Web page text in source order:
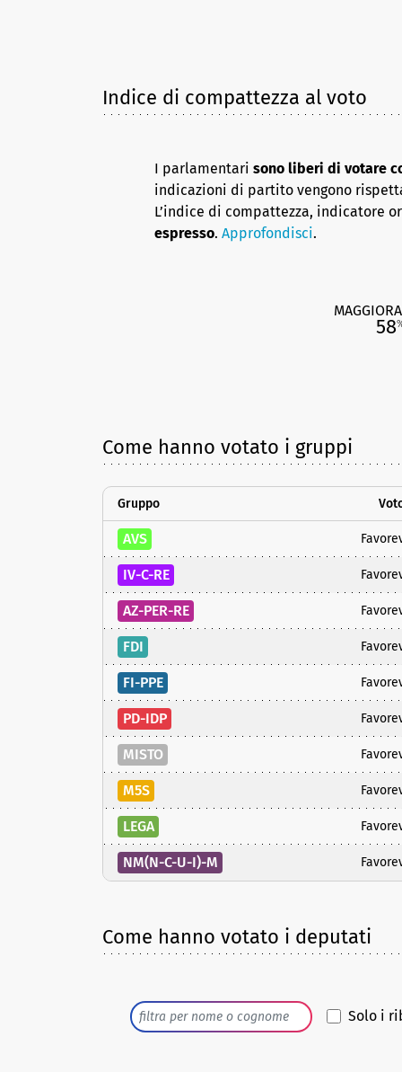
Indice di compattezza al voto
I parlamentari sono liberi di votare
indicazioni di partito vengono
L’indice di compattezza, indicatore
espresso. Approfondisci.
58
Come hanno votato i gruppi
Gruppo
AVS
IV-C-RE
AZ-PER-RE
FDI
FI-PPE
PD-IDP
MISTO
M5S
LEGA
NM(N-C-U-I)-M
Come hanno votato i deputati
Solo i